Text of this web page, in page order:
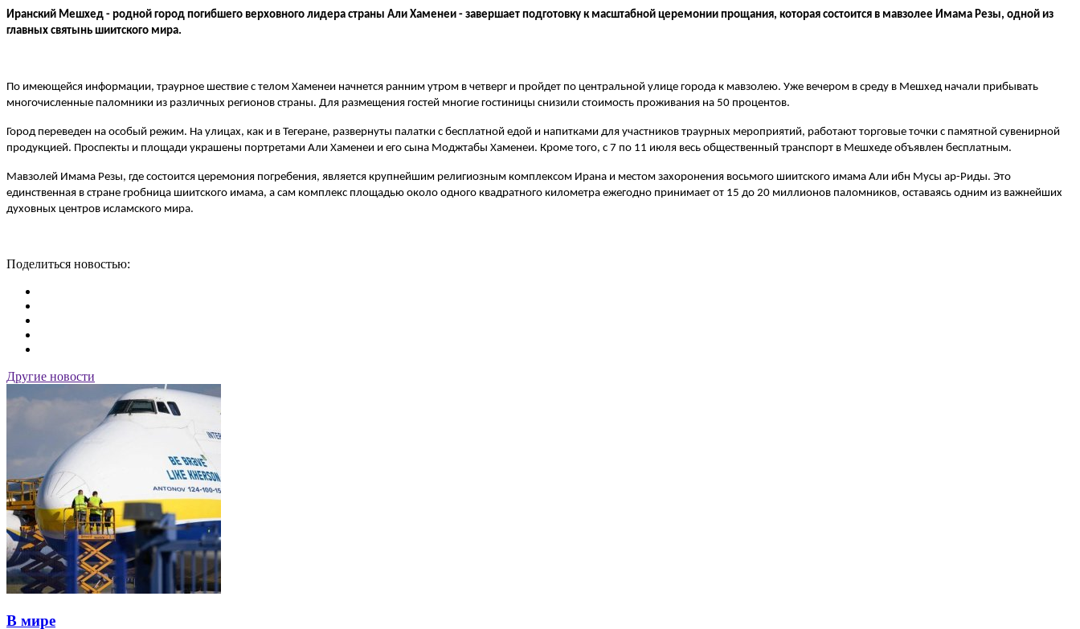
Иранский Мешхед - родной город погибшего верховного лидера страны Али Хаменеи - завершает подготовку к масштабной церемонии прощания, которая состоится в мавзолее Имама Резы, одной из
главных святынь шиитского мира.
По имеющейся информации, траурное шествие с телом Хаменеи начнется ранним утром в четверг и пройдет по центральной улице города к мавзолею. Уже вечером в среду в Мешхед начали прибывать
многочисленные паломники из различных регионов страны. Для размещения гостей многие гостиницы снизили стоимость проживания на 50 процентов.
Город переведен на особый режим. На улицах, как и в Тегеране, развернуты палатки с бесплатной едой и напитками для участников траурных мероприятий, работают торговые точки с памятной сувенирной
продукцией. Проспекты и площади украшены портретами Али Хаменеи и его сына Моджтабы Хаменеи. Кроме того, с 7 по 11 июля весь общественный транспорт в Мешхеде объявлен бесплатным.
Мавзолей Имама Резы, где состоится церемония погребения, является крупнейшим религиозным комплексом Ирана и местом захоронения восьмого шиитского имама Али ибн Мусы ар-Риды. Это
единственная в стране гробница шиитского имама, а сам комплекс площадью около одного квадратного километра ежегодно принимает от 15 до 20 миллионов паломников, оставаясь одним из важнейших
духовных центров исламского мира.
Поделиться новостью:
Другие новости
В мире